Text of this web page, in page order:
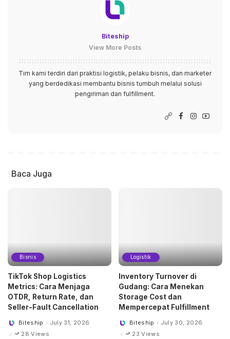
Biteship
View More Posts
Tim kami terdiri dari praktisi logistik, pelaku bisnis, dan marketer
yang berdedikasi membantu bisnis tumbuh melalui solusi
pengiriman dan fulfillment.
Baca Juga
Bisnis
TikTok Shop Logistics
Metrics: Cara Menjaga
OTDR, Return Rate, dan
Seller-Fault Cancellation
PostedBiteship
July 31, 2026
28 Views
Logistik
Inventory Turnover di
Gudang: Cara Menekan
Storage Cost dan
Mempercepat Fulfillment
PostedBiteship
July 30, 2026
23 Views